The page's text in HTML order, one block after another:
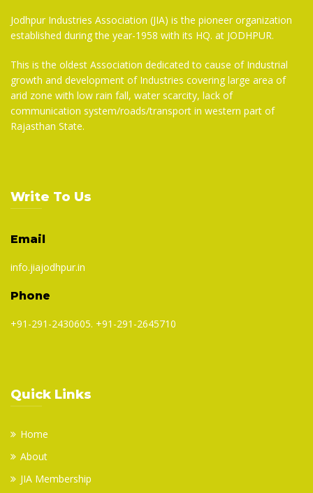
Jodhpur Industries Association (JIA) is the pioneer organization
established during the year-1958 with its HQ. at JODHPUR.
This is the oldest Association dedicated to cause of Industrial
growth and development of Industries covering large area of
arid zone with low rain fall, water scarcity, lack of
communication system/roads/transport in western part of
Rajasthan State.
Write To Us
Email
info.jiajodhpur.in
Phone
+91-291-2430605. +91-291-2645710
Quick Links
Home
About
JIA Membership